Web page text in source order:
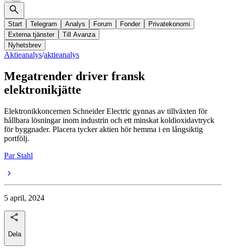
Start Telegram Analys Forum Fonder
Privatekonomi
Externa tjänster
Till Avanza
Nyhetsbrev
Aktieanalys/aktieanalys
Megatrender driver fransk
elektronikjätte
Elektronikkoncernen Schneider Electric gynnas av tillväxten för
hållbara lösningar inom industrin och ett minskat koldioxidavtryck
för byggnader. Placera tycker aktien hör hemma i en långsiktig
portfölj.
Par Stahl
5 april, 2024
Dela